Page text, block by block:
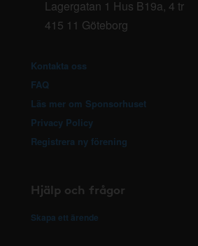
Lagergatan 1 Hus B19a, 4 tr
415 11 Göteborg
Kontakta oss
FAQ
Läs mer om Sponsorhuset
Privacy Policy
Registrera ny förening
Hjälp och frågor
Skapa ett ärende